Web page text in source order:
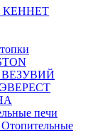
КЕННЕТ
ВЕЗУВИЙ
печи
Отопительные